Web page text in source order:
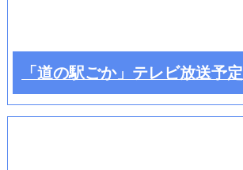
「道の駅ごか」テレビ放送予定